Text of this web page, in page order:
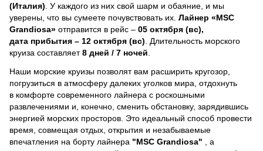
(Италия) . У каждого из них свой шарм и обаяние, и мы
уверены, что вы сумеете почувствовать их. Лайнер «MSC
Grandiosa» отправится в рейс – 05 октября (вс),
дата прибытия – 12 октября (вс) . Длительность морского
круиза составляет8 дней / 7 ночей
Наши морские круизы позволят вам расширить кругозор,
погрузиться в атмосферу далеких уголков мира, отдохнуть
в комфорте современного лайнера с роскошными
развлечениями и, конечно, сменить обстановку, зарядившись
энергией морских просторов. Это идеальный способ провести
время, совмещая отдых, открытия и незабываемые
впечатления на борту лайнера "MSC Grandiosa"
, a